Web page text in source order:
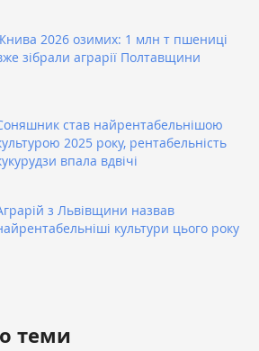
2026 озимих: 1 млн т пшениці
зібрали аграрії Полтавщини
став найрентабельнішою
2025 року, рентабельність
впала вдвічі
з Львівщини назвав
культури цього року
теми